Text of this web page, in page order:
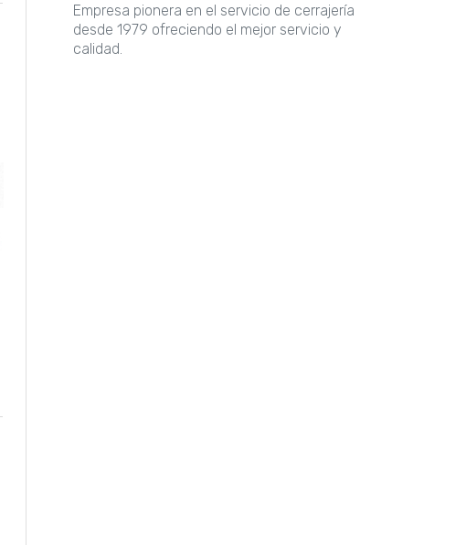
Empresa pionera en el servicio de cerrajería
desde 1979 ofreciendo el mejor servicio y
calidad.